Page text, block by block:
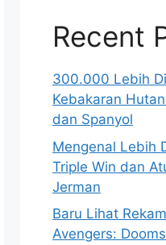
Recent
300.000 Lebih
Kebakaran
dan Spanyol
Mengenal Lebih
Triple Win dan
Jerman
Baru Lihat
Avengers: